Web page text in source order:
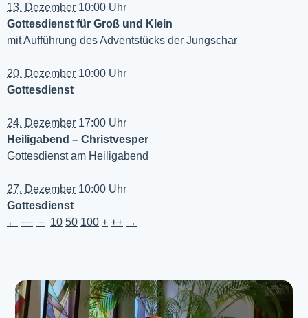
13. Dezember 10:00 Uhr
Gottesdienst für Groß und Klein
mit Aufführung des Adventstücks der Jungschar
20. Dezember 10:00 Uhr
Gottesdienst
24. Dezember 17:00 Uhr
Heiligabend – Christvesper
Gottesdienst am Heiligabend
27. Dezember 10:00 Uhr
Gottesdienst
← −− − 10 50 100 + ++ →